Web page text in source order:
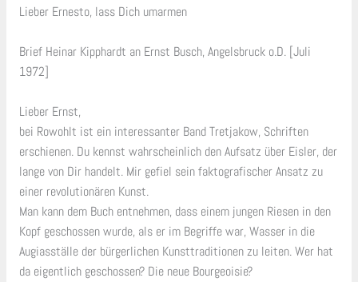
Lieber Ernesto, lass Dich umarmen
Brief Heinar Kipphardt an Ernst Busch, Angelsbruck o.D. [Juli
1972]
Lieber Ernst,
bei Rowohlt ist ein interessanter Band Tretjakow, Schriften
erschienen. Du kennst wahrscheinlich den Aufsatz über Eisler, der
lange von Dir handelt. Mir gefiel sein faktografischer Ansatz zu
einer revolutionären Kunst.
Man kann dem Buch entnehmen, dass einem jungen Riesen in den
Kopf geschossen wurde, als er im Begriffe war, Wasser in die
Augiasställe der bürgerlichen Kunsttraditionen zu leiten. Wer hat
da eigentlich geschossen? Die neue Bourgeoisie?